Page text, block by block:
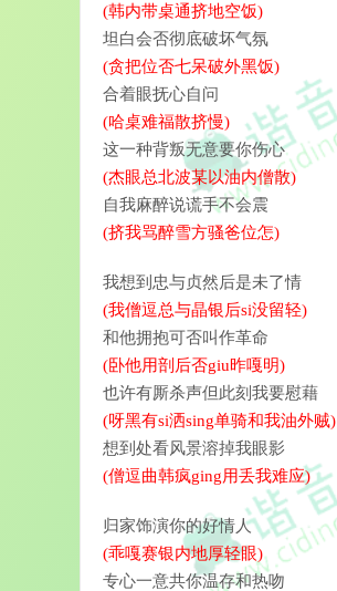
(韩内带桌通挤地空饭)
坦白会否彻底破坏气氛
(贪把位否七呆破外黑饭)
合着眼抚心自问
(哈桌难福散挤慢)
这一种背叛无意要你伤心
(杰眼总北波某以油内僧散)
自我麻醉说谎手不会震
(挤我骂醉雪方骚爸位怎)
我想到忠与贞然后是未了情
(我僧逗总与晶银后si没留轻)
和他拥抱可否叫作革命
(卧他用剖后否giu昨嘎明)
也许有厮杀声但此刻我要慰藉
(呀黑有si洒sing单骑和我油外贼)
想到处看风景溶掉我眼影
(僧逗曲韩疯ging用丢我难应)
归家饰演你的好情人
(乖嘎赛银内地厚轻眼)
专心一意共你温存和热吻